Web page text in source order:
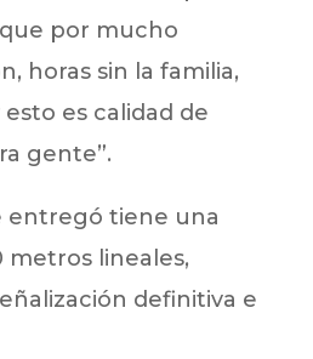
por mucho
horas sin la familia,
es calidad de
gente”.
entregó tiene una
metros lineales,
definitiva e